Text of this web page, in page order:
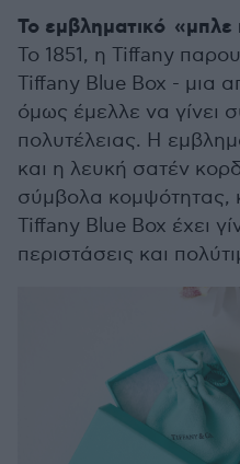
Το εμβληματικό «μπλε
Το 1851, η Tiffany
Tiffany Blue Box - μια
όμως έμελλε να γίνει
πολυτέλειας. Η
και η λευκή σατέν
σύμβολα κομψότητας,
Tiffany Blue Box έχει
περιστάσεις και